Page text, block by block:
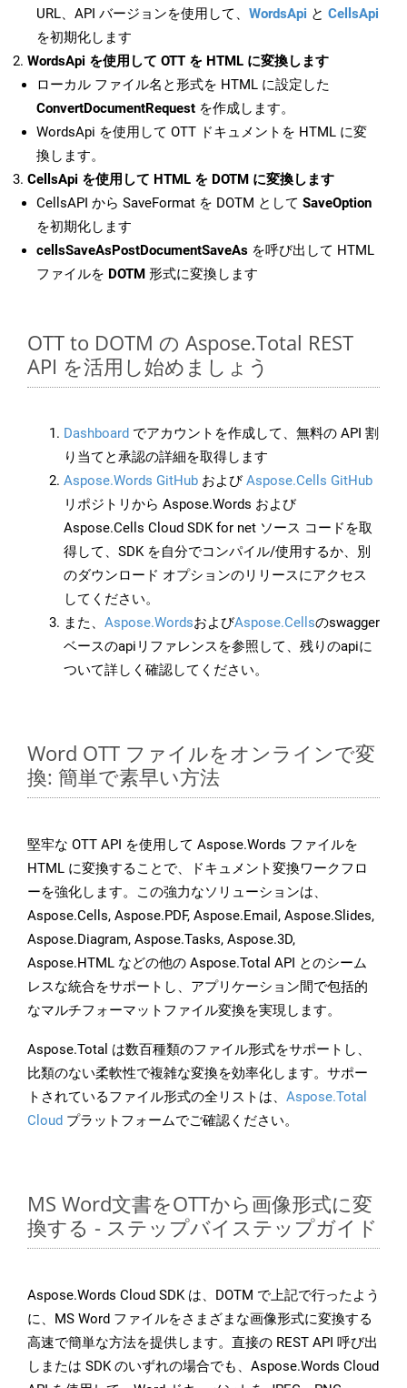
URL、API バージョンを使用して、 WordsApi と CellsApi
を初期化します
WordsApi を使用して OTT を HTML に変換します
ローカル ファイル名と形式を HTML に設定した
ConvertDocumentRequest を作成します。
WordsApi を使用して OTT ドキュメントを HTML に変
換します。
CellsApi を使用して HTML を DOTM に変換します
CellsAPI から SaveFormat を DOTM として SaveOption
を初期化します
cellsSaveAsPostDocumentSaveAs を呼び出して HTML
ファイルを DOTM 形式に変換します
OTT to DOTM の Aspose.Total REST
API を活用し始めましょう
Dashboard でアカウントを作成して、無料の API 割
り当てと承認の詳細を取得します
Aspose.Words GitHub およびAspose.Cells GitHub
リポジトリから Aspose.Words および
Aspose.Cells Cloud SDK for net ソース コードを取
得して、SDK を自分でコンパイル/使用するか、別
のダウンロード オプションのリリースにアクセス
してください。
また、 Aspose.WordsおよびAspose.Cellsのswagger
ベースのapiリファレンスを参照して、残りのapiに
ついて詳しく確認してください。
Word OTT ファイルをオンラインで変
換: 簡単で素早い方法
堅牢な OTT API を使用して Aspose.Words ファイルを
HTML に変換することで、ドキュメント変換ワークフロ
ーを強化します。この強力なソリューションは、
Aspose.Cells, Aspose.PDF, Aspose.Email, Aspose.Slides,
Aspose.Diagram, Aspose.Tasks, Aspose.3D,
Aspose.HTML などの他の Aspose.Total API とのシーム
レスな統合をサポートし、アプリケーション間で包括的
なマルチフォーマットファイル変換を実現します。
Aspose.Total は数百種類のファイル形式をサポートし、
比類のない柔軟性で複雑な変換を効率化します。サポー
トされているファイル形式の全リストは、 Aspose.Total
Cloud プラットフォームでご確認ください。
MS Word文書をOTTから画像形式に変
換する - ステップバイステップガイド
Aspose.Words Cloud SDK は、DOTM で上記で行ったよう
に、MS Word ファイルをさまざまな画像形式に変換する
高速で簡単な方法を提供します。直接の REST API 呼び出
しまたは SDK のいずれの場合でも、Aspose.Words Cloud